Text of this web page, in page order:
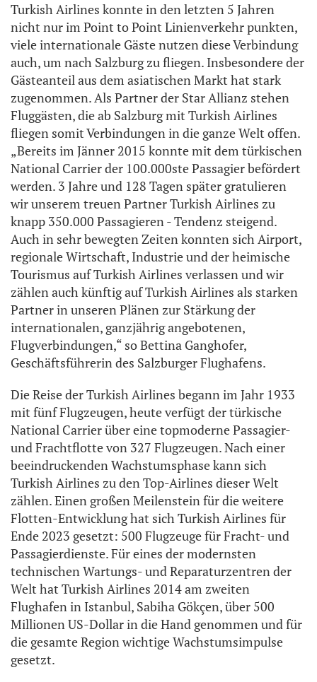
Turkish Airlines konnte in den letzten 5 Jahren
nicht nur im Point to Point Linienverkehr punkten,
viele internationale Gäste nutzen diese Verbindung
auch, um nach Salzburg zu fliegen. Insbesondere der
Gästeanteil aus dem asiatischen Markt hat stark
zugenommen. Als Partner der Star Allianz stehen
Fluggästen, die ab Salzburg mit Turkish Airlines
fliegen somit Verbindungen in die ganze Welt offen.
„Bereits im Jänner 2015 konnte mit dem türkischen
National Carrier der 100.000ste Passagier befördert
werden. 3 Jahre und 128 Tagen später gratulieren
wir unserem treuen Partner Turkish Airlines zu
knapp 350.000 Passagieren - Tendenz steigend.
Auch in sehr bewegten Zeiten konnten sich Airport,
regionale Wirtschaft, Industrie und der heimische
Tourismus auf Turkish Airlines verlassen und wir
zählen auch künftig auf Turkish Airlines als starken
Partner in unseren Plänen zur Stärkung der
internationalen, ganzjährig angebotenen,
Flugverbindungen,“ so Bettina Ganghofer,
Geschäftsführerin des Salzburger Flughafens.
Die Reise der Turkish Airlines begann im Jahr 1933
mit fünf Flugzeugen, heute verfügt der türkische
National Carrier über eine topmoderne Passagier-
und Frachtflotte von 327 Flugzeugen. Nach einer
beeindruckenden Wachstumsphase kann sich
Turkish Airlines zu den Top-Airlines dieser Welt
zählen. Einen großen Meilenstein für die weitere
Flotten-Entwicklung hat sich Turkish Airlines für
Ende 2023 gesetzt: 500 Flugzeuge für Fracht- und
Passagierdienste. Für eines der modernsten
technischen Wartungs- und Reparaturzentren der
Welt hat Turkish Airlines 2014 am zweiten
Flughafen in Istanbul, Sabiha Gökçen, über 500
Millionen US-Dollar in die Hand genommen und für
die gesamte Region wichtige Wachstumsimpulse
gesetzt.